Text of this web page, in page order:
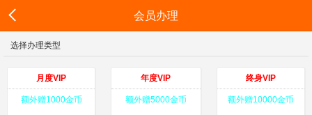
会员办理
选择办理类型
月度VIP
额外赠1000金币
年度VIP
额外赠5000金币
终身VIP
额外赠10000金币